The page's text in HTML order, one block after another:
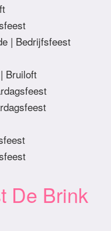
| Bedrijfsfeest
Bruiloft
De Brink